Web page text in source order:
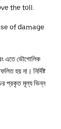
the toll.
of damage
এতে ভৌগোলিক
হয় না। নির্দিষ্ট
প্রকৃত মূল্য ভিন্ন